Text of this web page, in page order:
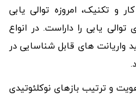
و تکنیک، امروزه توالی یابی
توالی یابی را داراست. در انواع
واریانت های قابل شناسایی در
و ترتیب بازهای نوکلئوتیدی